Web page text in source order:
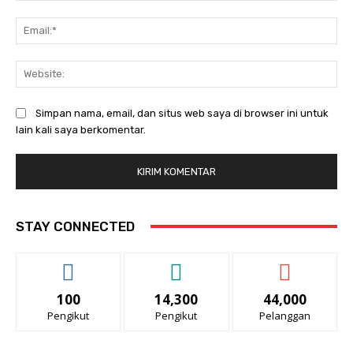
Simpan nama, email, dan situs web saya di browser ini untuk
lain kali saya berkomentar.
STAY CONNECTED
100
Pengikut
14,300
Pengikut
44,000
Pelanggan